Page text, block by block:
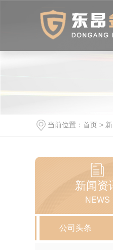
当前位置： 首页 >
新闻资
NEWS
公司头条